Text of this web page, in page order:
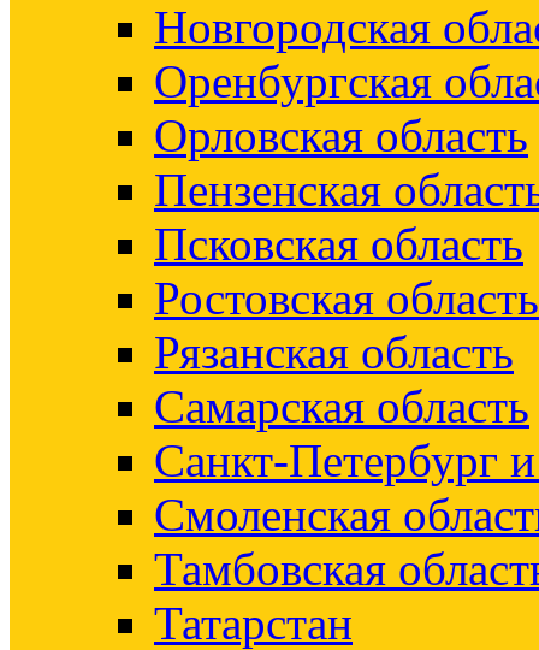
Новгородская
Оренбургская
Орловская область
Пензенская
Псковская область
Ростовская область
Рязанская область
Самарская область
Санкт-Петербург
Смоленская
Тамбовская
Татарстан